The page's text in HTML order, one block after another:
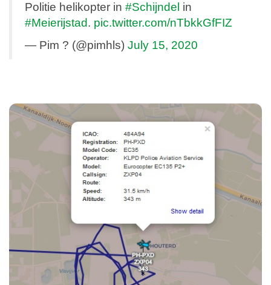
Politie helikopter in #Schijndel in
#Meierijstad. pic.twitter.com/nTbkkGfFIZ
— Pim ? (@pimhls) July 15, 2020